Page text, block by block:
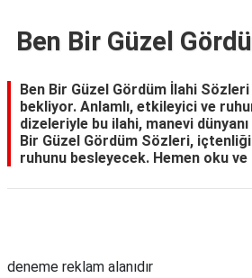
Ben Bir Güzel
Ben Bir Güzel Gördüm İlahi
bekliyor. Anlamlı, etkileyici ve
dizeleriyle bu ilahi, manevi
Bir Güzel Gördüm Sözleri, içtenliği
ruhunu besleyecek. Hemen oku ve
deneme reklam alanıdır